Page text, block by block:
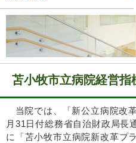
苫小牧市立病院経営指
当院では、「新公立病院改
月31日付総務省自治財政局長
に「苫小牧市立病院新改革プ